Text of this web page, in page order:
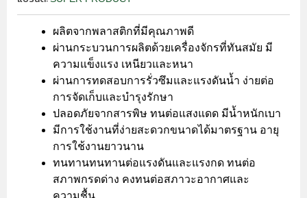
ผลิตจากพลาสติกที่มีคุณภาพดี
ผ่านกระบวนการผลิตด้วยเครื่องจักรที่ทันสมัย มี
ความแข็งแรง เหนียวและหนา
ผ่านการทดสอบการรั่วซึมและแรงดันน้ำ ง่ายต่อ
การจัดเก็บและบำรุงรักษา
ปลอดภัยจากสารพิษ ทนต่อแสงแดด มีน้ำหนักเบา
มีการใช้งานที่ง่ายสะดวกขนาดได้มาตรฐาน อายุ
การใช้งานยาวนาน
ทนทานทนทานต่อแรงดันและแรงกด ทนต่อ
สภาพกรดด่าง คงทนต่อสภาวะอากาศและ
ความชื้น